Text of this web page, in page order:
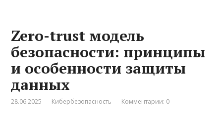
Zero-trust модель
безопасности: принципы
и особенности защиты
данных
28.06.2025 Кибербезопасность Комментарии: 0